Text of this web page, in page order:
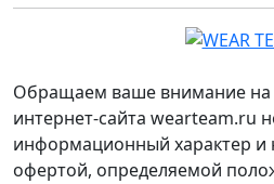
Обращаем ваше внимание на
интернет-сайта wearteam.ru
информационный характер и
офертой, определяемой